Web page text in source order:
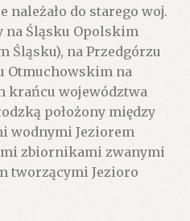
do starego woj.
na Śląsku Opolskim
Śląsku), na Przedgórzu
Otmuchowskim na
krańcu województwa
położony między
wodnymi Jeziorem
zbiornikami zwanymi
tworzącymi Jezioro